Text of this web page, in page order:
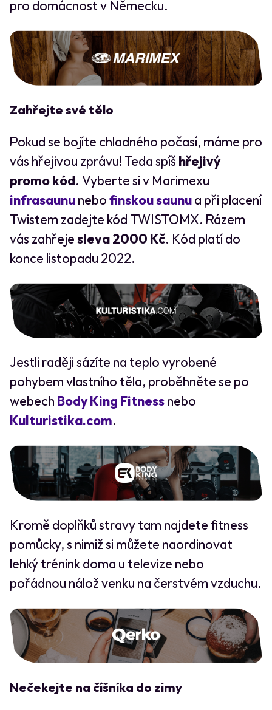
pro domácnost v Německu.
Zahřejte své tělo
Pokud se bojíte chladného počasí, máme pro
vás hřejivou zprávu! Teda spíš hřejivý
promo kód. Vyberte si v Marimexu
infrasaununebofinskou saunua při placení
Twistem zadejte kód TWISTOMX. Rázem
vás zahřejesleva 2000 Kč. Kód platí do
konce listopadu 2022.
Jestli raději sázíte na teplo vyrobené
pohybem vlastního těla, proběhněte se po
webech Body King Fitnessnebo
Kulturistika.com.
Kromě doplňků stravy tam najdete fitness
pomůcky, s nimiž si můžete naordinovat
lehký trénink doma u televize nebo
pořádnou nálož venku na čerstvém vzduchu.
Nečekejte na číšníka do zimy